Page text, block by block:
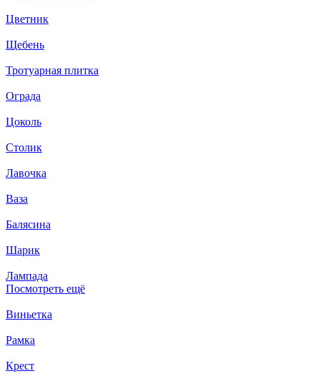
Цветник
Щебень
Тротуарная плитка
Ограда
Цоколь
Столик
Лавочка
Ваза
Балясина
Шарик
Лампада
Посмотреть ещё
Виньетка
Рамка
Крест